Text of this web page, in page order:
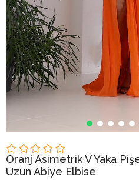
Oranj Asimetrik V Yaka
Uzun Abiye Elbise